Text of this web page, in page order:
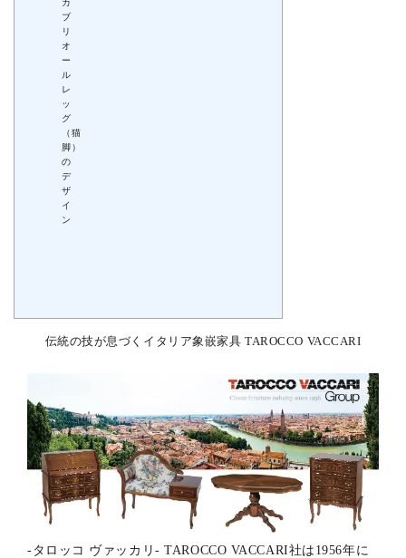
カ
ブ
リ
オ
ー
ル
レ
ッ
グ
（猫
脚）
の
デ
ザ
イ
ン
伝統の技が息づくイタリア象嵌家具 TAROCCO VACCARI
-タロッコ ヴァッカリ- TAROCCO VACCARI社は1956年に